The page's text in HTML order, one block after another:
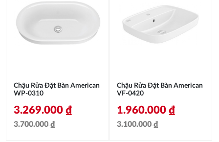
1.800.000 ₫.
là:
1.140.000 ₫.
2.200.000 ₫.
1.852.000 ₫.
Chậu Rửa Đặt Bàn American
WP-0310
3.700.000₫
3.269.000 ₫
Chậu Rửa Đặt Bàn American
VF-0420
3.100.000₫
1.960.000 ₫